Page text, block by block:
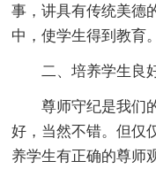
事，讲具有传统美德
中，使学生得到教育。
二、培养学生良
尊师守纪是我们
好，当然不错。但仅
养学生有正确的尊师